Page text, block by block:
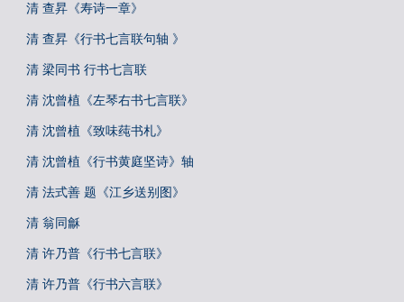
清 查昇《寿诗一章》
清 查昇《行书七言联句轴 》
清 梁同书 行书七言联
清 沈曾植《左琴右书七言联》
清 沈曾植《致味莼书札》
清 沈曾植《行书黄庭坚诗》轴
清 法式善 题《江乡送别图》
清 翁同龢
清 许乃普《行书七言联》
清 许乃普《行书六言联》